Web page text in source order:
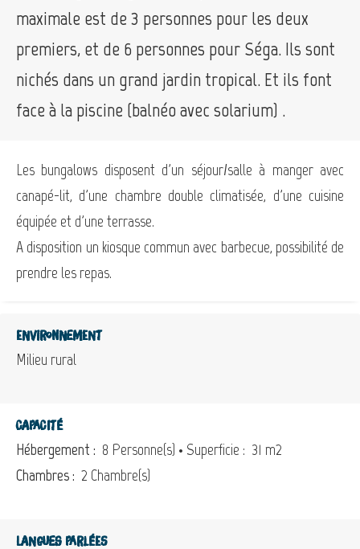
maximale est de 3 personnes pour les deux
premiers, et de 6 personnes pour Séga. Ils sont
nichés dans un grand jardin tropical. Et ils font
face à la piscine (balnéo avec solarium) .
Les bungalows disposent d'un séjour/salle à manger avec
canapé-lit, d'une chambre double climatisée, d'une cuisine
équipée et d'une terrasse.
A disposition un kiosque commun avec barbecue, possibilité de
prendre les repas.
Environnement
Milieu rural
Capacité
Hébergement : 8 Personne(s) • Superficie : 31 m2
Chambres : 2 Chambre(s)
Langues parlées